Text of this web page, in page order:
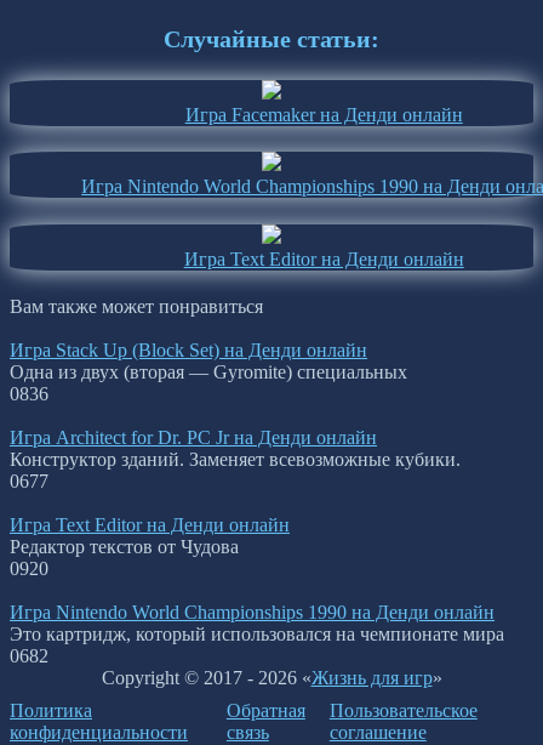
Случайные статьи:
Игра Facemaker на Денди онлайн
Игра Nintendo World Championships 1990 на Денди
Игра Text Editor на Денди онлайн
Вам также может понравиться
Игра Stack Up (Block Set) на Денди онлайн
Одна из двух (вторая — Gyromite) специальных
0836
Игра Architect for Dr. PC Jr на Денди онлайн
Конструктор зданий. Заменяет всевозможные кубики.
0677
Игра Text Editor на Денди онлайн
Редактор текстов от Чудова
0920
Игра Nintendo World Championships 1990 на Денди онлайн
Это картридж, который использовался на чемпионате мира
0682
Copyright © 2017 - 2026 «Жизнь для игр»
Политика
конфиденциальности
Обратная
связь
Пользовательское
соглашение